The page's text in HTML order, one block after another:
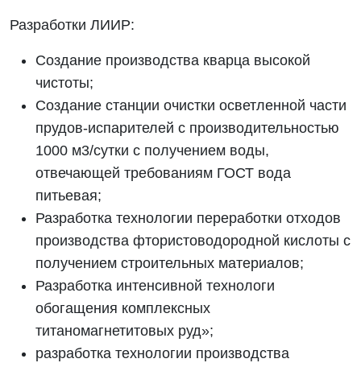
Разработки ЛИИР:
Создание производства кварца высокой
чистоты;
Создание станции очистки осветленной части
прудов-испарителей с производительностью
1000 м3/сутки с получением воды,
отвечающей требованиям ГОСТ вода
питьевая;
Разработка технологии переработки отходов
производства фтористоводородной кислоты с
получением строительных материалов;
Разработка интенсивной технологи
обогащения комплексных
титаномагнетитовых руд»;
разработка технологии производства